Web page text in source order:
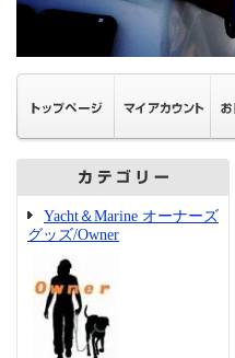
Yacht＆Marine オーナーズ
グッズ/Owner